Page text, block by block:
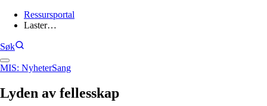
Ressursportal
Laster…
Søk
MIS: NyheterSang
Lyden av fellesskap